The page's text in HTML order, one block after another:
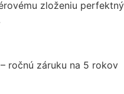
zloženiu perfektný
ročnú záruku na 5 rokov